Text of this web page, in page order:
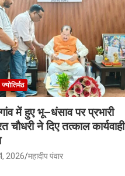
ज्योतिर्मठ
में हुए भू–धंसाव पर प्रभारी
चौधरी ने दिए तत्काल कार्यवाही
2026 महादीप पंवार